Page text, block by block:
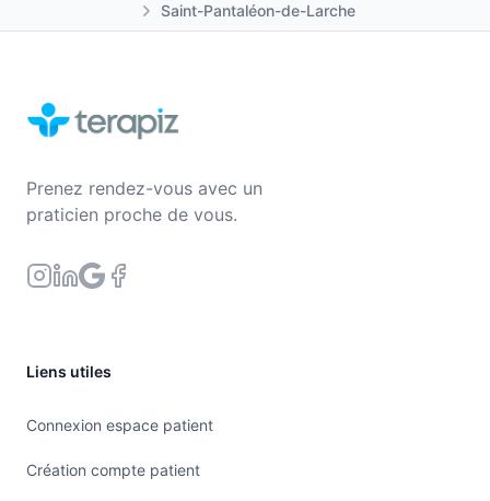
Saint-Pantaléon-de-Larche
Prenez rendez-vous avec un
praticien proche de vous.
Liens utiles
Connexion espace patient
Création compte patient